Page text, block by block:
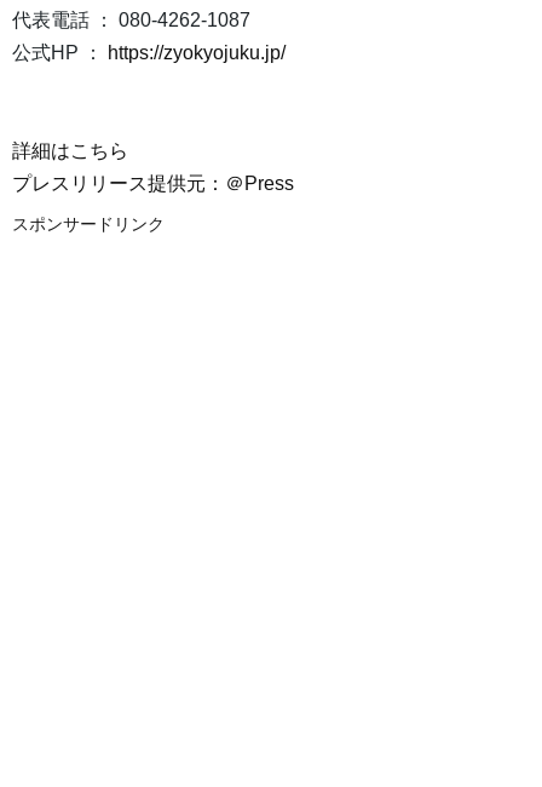
代表電話 ： 080-4262-1087
公式HP ：
https://zyokyojuku.jp/
詳細はこちら
プレスリリース提供元：＠Press
スポンサードリンク